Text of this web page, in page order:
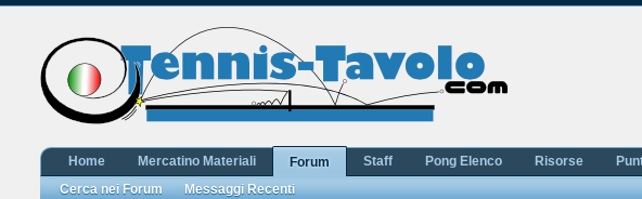
Home Mercatino Materiali
Forum
Cerca nei Forum
Messaggi Recenti
Staff Pong Elenco Risorse